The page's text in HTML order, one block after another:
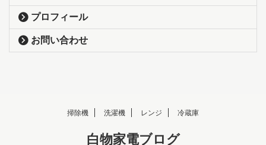
プロフィール
お問い合わせ
掃除機 洗濯機 レンジ 冷蔵庫
白物家電ブログ